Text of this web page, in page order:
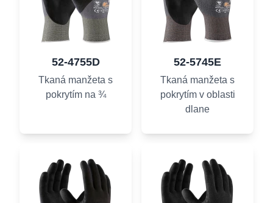
52-4755D
Tkaná manžeta s
pokrytím na ¾
52-5745E
Tkaná manžeta s
pokrytím v oblasti
dlane